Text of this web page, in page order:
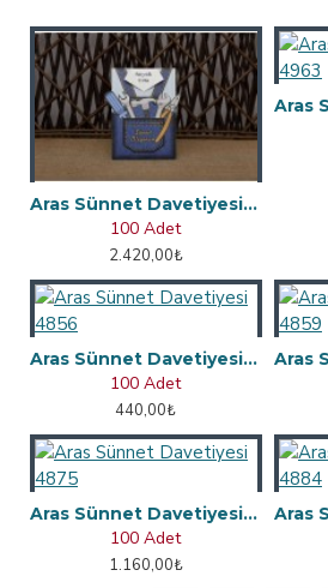
Aras Sünnet Davetiyesi 4962
100 Adet
2.420,00₺
Aras Sünnet Davetiyesi 4856
100 Adet
440,00₺
Aras Sünnet Davetiyesi 4875
100 Adet
1.160,00₺